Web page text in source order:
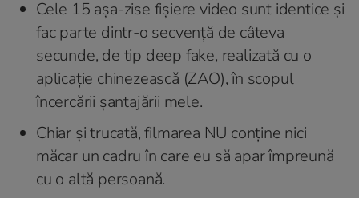
Cele 15 așa-zise fișiere video sunt identice și
fac parte dintr-o secvență de câteva
secunde, de tip deep fake, realizată cu o
aplicație chinezească (ZAO), în scopul
încercării șantajării mele.
Chiar și trucată, filmarea NU conține nici
măcar un cadru în care eu să apar împreună
cu o altă persoană.